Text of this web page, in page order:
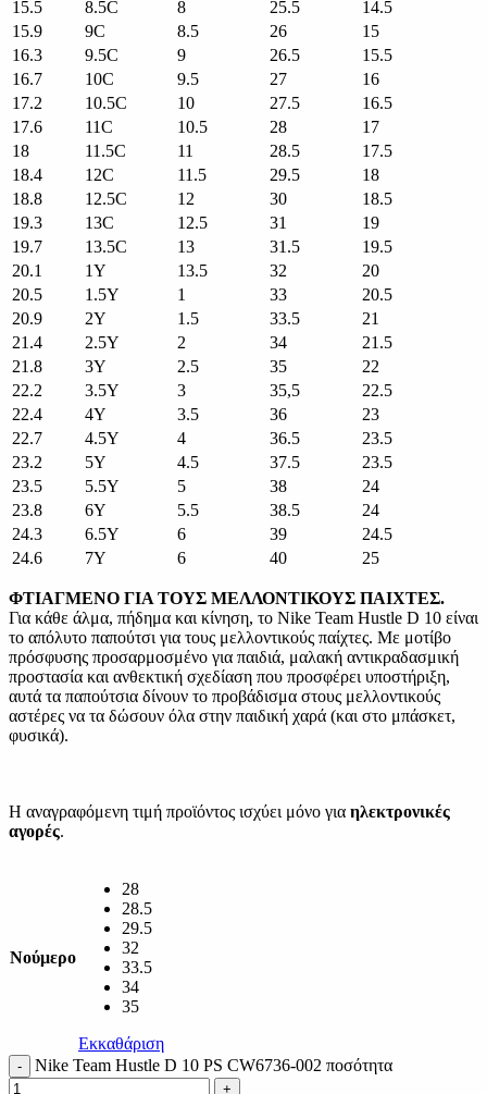
15.5
8.5C 8 25.5
14.5
15.9
9C 8.5 26
15
16.3
9.5C 9 26.5
15.5
16.7
10C 9.5 27
16
17.2
10.5C 10 27.5
16.5
17.6
11C 10.5 28
17
18
11.5C 11 28.5
17.5
18.4
12C 11.5 29.5
18
18.8
12.5C 12 30
18.5
19.3
13C 12.5 31
19
19.7
13.5C 13 31.5
19.5
20.1
1Y 13.5 32
20
20.5
1.5Y 1 33
20.5
20.9
2Y 1.5 33.5
21
21.4
2.5Y 2 34
21.5
21.8
3Y 2.5 35
22
22.2
3.5Y 3 35,5
22.5
22.4
4Y 3.5 36
23
22.7
4.5Y 4 36.5
23.5
23.2
5Y 4.5 37.5
23.5
23.5
5.5Y 5 38
24
23.8
6Y 5.5 38.5
24
24.3
6.5Y 6 39
24.5
24.6
7Y 6 40 25
ΦΤΙΑΓΜΕΝΟ ΓΙΑ ΤΟΥΣ ΜΕΛΛΟΝΤΙΚΟΥΣ ΠΑΙΧΤΕΣ.
Για κάθε άλμα, πήδημα και κίνηση, το Nike Team Hustle D 10 είναι
το απόλυτο παπούτσι για τους μελλοντικούς παίχτες. Με μοτίβο
πρόσφυσης προσαρμοσμένο για παιδιά, μαλακή αντικραδασμική
προστασία και ανθεκτική σχεδίαση που προσφέρει υποστήριξη,
αυτά τα παπούτσια δίνουν το προβάδισμα στους μελλοντικούς
αστέρες να τα δώσουν όλα στην παιδική χαρά (και στο μπάσκετ,
φυσικά).
Η αναγραφόμενη τιμή προϊόντος ισχύει μόνο για ηλεκτρονικές
αγορές.
Νούμερο
28
28.5
29.5
32
33.5
34
35
Εκκαθάριση
Nike Team Hustle D 10 PS CW6736-002 ποσότητα